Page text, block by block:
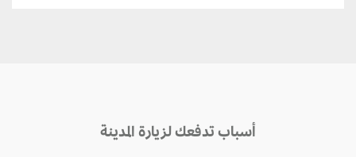
أسباب تدفعك لزيارة المدينة